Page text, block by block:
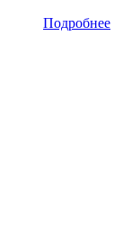
Подробнее